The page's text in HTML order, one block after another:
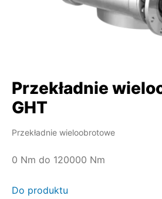
Przekładnie
GHT
Przekładnie wieloobrotowe
0 Nm do 120000 Nm
Do produktu